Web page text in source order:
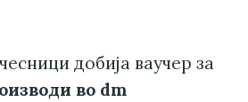
добија ваучер за
во dm